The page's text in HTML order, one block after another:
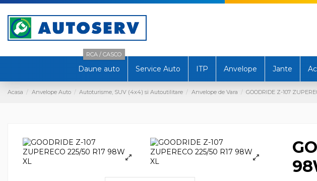
Daune auto
RCA / CASCO
Service Auto ITP Anvelope Jante
Acasa Anvelope Auto Autoturisme, SUV (4x4) si Autoutilitare Anvelope de Vara GOODRIDE Z-107